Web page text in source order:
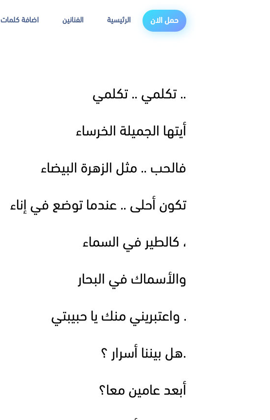
حمل الان الرئيسية الفنانين اضافة كلمات
.. تكلمي .. تكلمي
أيتها الجميلة الخرساء
فالحب .. مثل الزهرة البيضاء
تكون أحلى .. عندما توضع في إناء
، كالطير في السماء
والأسماك في البحار
. واعتبريني منك يا حبيبتي
.هل بيننا أسرار ؟
أبعد عامين معا؟